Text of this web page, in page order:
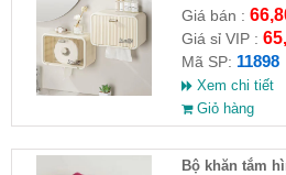
Giá bán :
Giá sỉ VIP :
Mã SP: 11898
Xem chi tiết
Giỏ hàng
Bộ khăn tắm